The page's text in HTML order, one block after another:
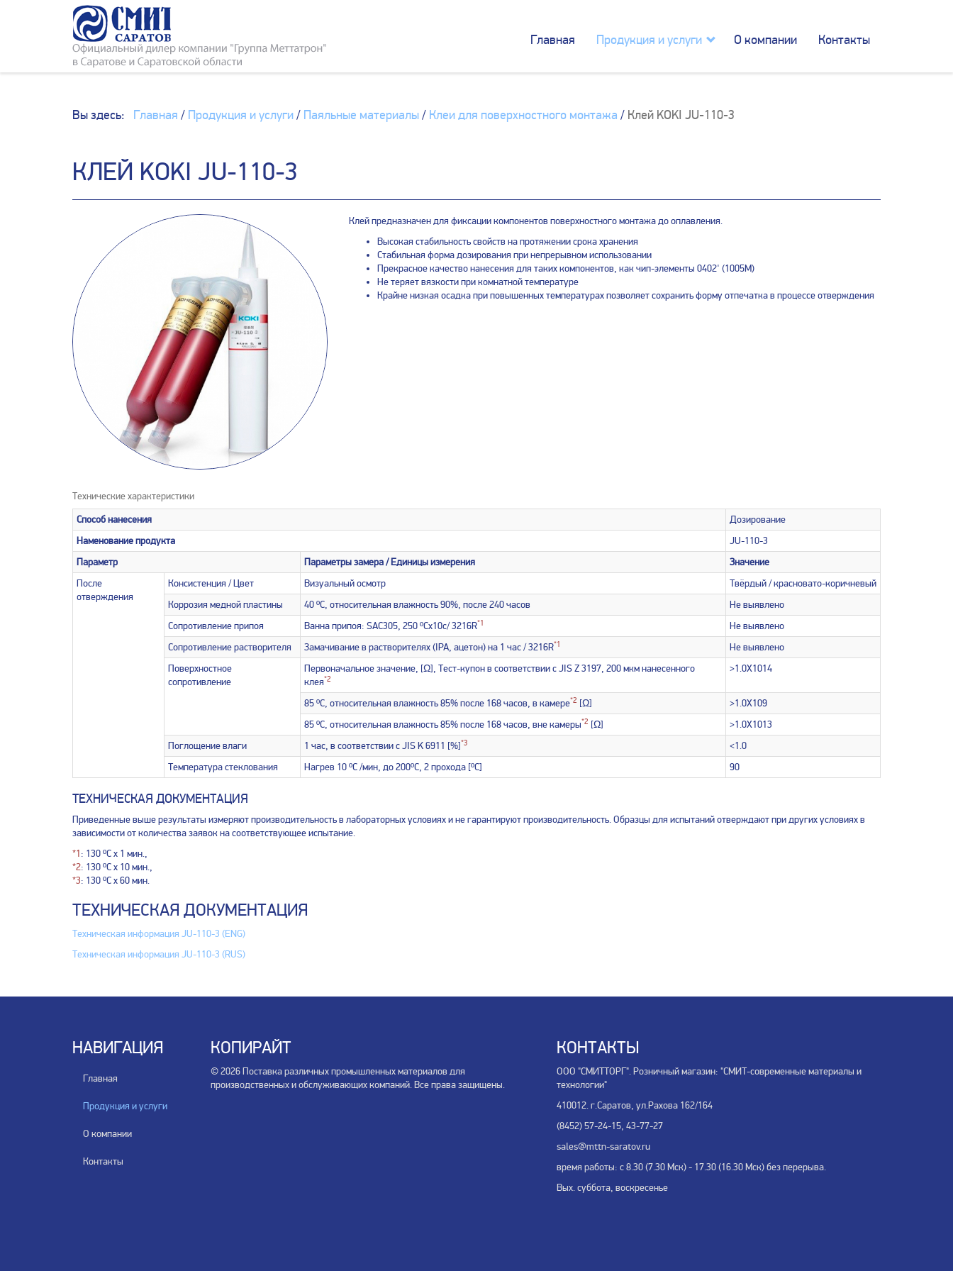
Главная Продукция и услуги О компании Контакты
Вы здесь: Главная / Продукция и услуги/ Паяльные материалы/ Клеи для поверхностного монтажа / Клей KOKI JU-110-3
КЛЕЙ KOKI JU-110-3
Клей предназначен для фиксации компонентов поверхностного монтажа до оплавления.
Высокая стабильность свойств на протяжении срока хранения
Стабильная форма дозирования при непрерывном использовании
Прекрасное качество нанесения для таких компонентов, как чип-элементы 0402' (1005М)
Не теряет вязкости при комнатной температуре
Крайне низкая осадка при повышенных температурах позволяет сохранить форму отпечатка в процессе отверждения
Технические характеристики
Способ нанесения
Дозирование
Наменование продукта
JU-110-3
Параметр
Параметры замера / Единицы измерения
Значение
После
отверждения
Консистенция / Цвет Визуальный осмотр
Твёрдый / красновато-коричневый
Коррозия медной пластины
40 ºC, относительная влажность 90%, после 240 часов
Не выявлено
Сопротивление припоя
Ванна припоя: SAC305, 250 ºCх10с/ 3216R*1
Не выявлено
Сопротивление растворителя
Замачивание в растворителях (IPA, ацетон) на 1 час / 3216R*1
Не выявлено
Поверхностное
сопротивление
Первоначальное значение, [Ω], Тест-купон в соответствии с JIS Z 3197, 200 мкм нанесенного
клея*2
>1.0X1014
85 ºC, относительная влажность 85% после 168 часов, в камере*2 [Ω]
>1.0X109
85 ºC, относительная влажность 85% после 168 часов, вне камеры*2 [Ω]
>1.0X1013
Поглощение влаги
1 час, в соответствии с JIS K 6911 [%]*3
<1.0
Температура стеклования
Нагрев 10 ºC /мин, до 200ºC, 2 прохода [ºC] 90
ТЕХНИЧЕСКАЯ ДОКУМЕНТАЦИЯ
Приведенные выше результаты измеряют производительность в лабораторных условиях и не гарантируют производительность. Образцы для испытаний отверждают при других условиях в
зависимости от количества заявок на соответствующее испытание.
*1: 130 ºC х 1 мин.,
*2: 130 ºC х 10 мин.,
*3: 130 ºC х 60 мин.
ТЕХНИЧЕСКАЯ ДОКУМЕНТАЦИЯ
Техническая информация JU-110-3 (ENG)
Техническая информация JU-110-3 (RUS)
НАВИГАЦИЯ
Главная
Продукция и услуги
О компании
Контакты
КОПИРАЙТ
© 2026 Поставка различных промышленных материалов для
производственных и обслуживающих компаний. Все права защищены.
КОНТАКТЫ
ООО "СМИТТОРГ". Розничный магазин: "СМИТ-современные материалы и
технологии"
410012. г.Саратов, ул.Рахова 162/164
(8452) 57-24-15, 43-77-27
sales@mttn-saratov.ru
время работы: с 8.30 (7.30 Мск) - 17.30 (16.30 Мск) без перерыва.
Вых. суббота, воскресенье